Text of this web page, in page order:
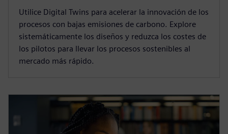
Utilice Digital Twins para acelerar la innovación de los
procesos con bajas emisiones de carbono. Explore
sistemáticamente los diseños y reduzca los costes de
los pilotos para llevar los procesos sostenibles al
mercado más rápido.